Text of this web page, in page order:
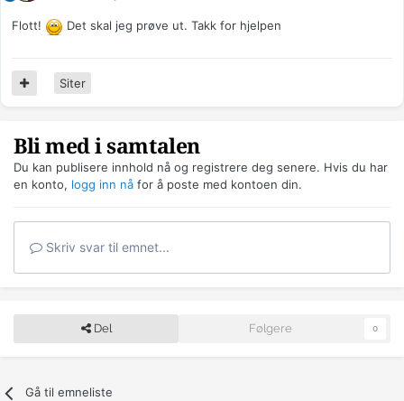
Flott! Det skal jeg prøve ut. Takk for hjelpen
Siter
Bli med i samtalen
Du kan publisere innhold nå og registrere deg senere. Hvis du har
en konto, logg inn nå for å poste med kontoen din.
Skriv svar til emnet...
Del Følgere 0
Gå til emneliste